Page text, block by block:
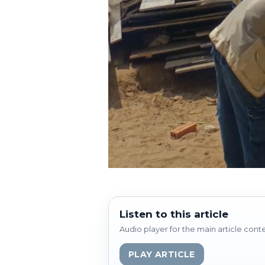
Listen to this article
Audio player for the main article
PLAY ARTICLE